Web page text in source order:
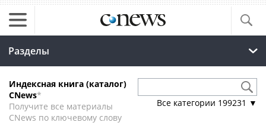
Разделы
Индексная книга (каталог)
CNews*
Получите все материалы
CNews по ключевому слову
Все категории 199231 ▼